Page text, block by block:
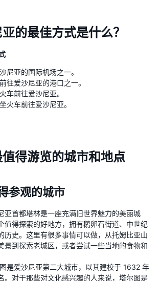
的最佳方式是什么？
尼亚的国际机场之一。
往爱沙尼亚的港口之一。
车前往爱沙尼亚。
火车前往爱沙尼亚。
得游览的城市和地点
参观的城市
亚首都塔林是一座充满旧世界魅力的美丽城
值得探索的好地方，拥有鹅卵石街道、中世纪
历史。这里有很多事情可以做，从托姆比亚山
景到探索老城区，或者尝试一些当地的食物和
是爱沙尼亚第二大城市，以其建校于 1632 年
。对于那些对文化感兴趣的人来说，塔尔图是